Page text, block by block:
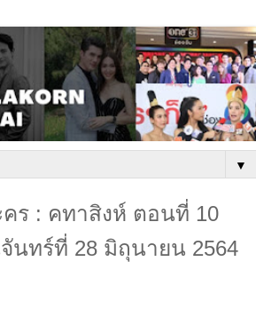
▼
คร : คทาสิงห์ ตอนที่ 10
นทร์ที่ 28 มิถุนายน 2564